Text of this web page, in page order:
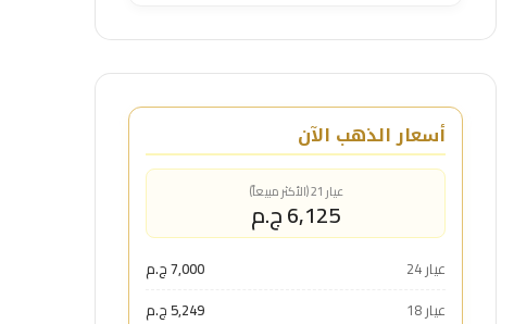
أسعار الذهب الآن
عيار 21 (الأكثر مبيعاً)
6,125 ج.م
عيار 24
7,000 ج.م
عيار 18
5,249 ج.م